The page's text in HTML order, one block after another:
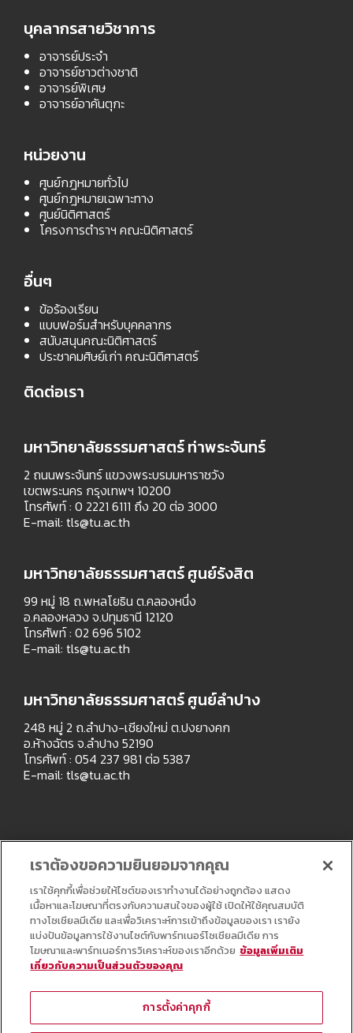
บุคลากรสายวิชาการ
อาจารย์ประจำ
อาจารย์ชาวต่างชาติ
อาจารย์พิเศษ
อาจารย์อาคันตุกะ
หน่วยงาน
ศูนย์กฎหมายทั่วไป
ศูนย์กฎหมายเฉพาะทาง
ศูนย์นิติศาสตร์
โครงการตำราฯ คณะนิติศาสตร์
อื่นๆ
ข้อร้องเรียน
แบบฟอร์มสำหรับบุคคลากร
สนับสนุนคณะนิติศาสตร์
ประชาคมศิษย์เก่า คณะนิติศาสตร์
ติดต่อเรา
มหาวิทยาลัยธรรมศาสตร์ ท่าพระจันทร์
2 ถนนพระจันทร์ แขวงพระบรมมหาราชวัง
เขตพระนคร กรุงเทพฯ 10200
โทรศัพท์ : 0 2221 6111 ถึง 20 ต่อ 3000
E-mail: tls@tu.ac.th
มหาวิทยาลัยธรรมศาสตร์ ศูนย์รังสิต
99 หมู่ 18 ถ.พหลโยธิน ต.คลองหนึ่ง
อ.คลองหลวง จ.ปทุมธานี 12120
โทรศัพท์ : 02 696 5102
E-mail: tls@tu.ac.th
มหาวิทยาลัยธรรมศาสตร์ ศูนย์ลำปาง
248 หมู่ 2 ถ.ลำปาง-เชียงใหม่ ต.ปงยางคก
อ.ห้างฉัตร จ.ลำปาง 52190
โทรศัพท์ : 054 237 981 ต่อ 5387
E-mail: tls@tu.ac.th
Copyright © All Right Reserved
เราต้องขอความยินยอมจากคุณ
เราใช้คุกกี้เพื่อช่วยให้ไซต์ของเราทำงานได้อย่างถูกต้อง แสดง
เนื้อหาและโฆษณาที่ตรงกับความสนใจของผู้ใช้ เปิดให้ใช้คุณสมบัติ
ทางโซเชียลมีเดีย และเพื่อวิเคราะห์การเข้าถึงข้อมูลของเรา เรายัง
แบ่งปันข้อมูลการใช้งานไซต์กับพาร์ทเนอร์โซเชียลมีเดีย การ
โฆษณาและพาร์ทเนอร์การวิเคราะห์ของเราอีกด้วย ข้อมูลเพิ่มเติม
เกี่ยวกับความเป็นส่วนตัวของคุณ
การตั้งค่าคุกกี้